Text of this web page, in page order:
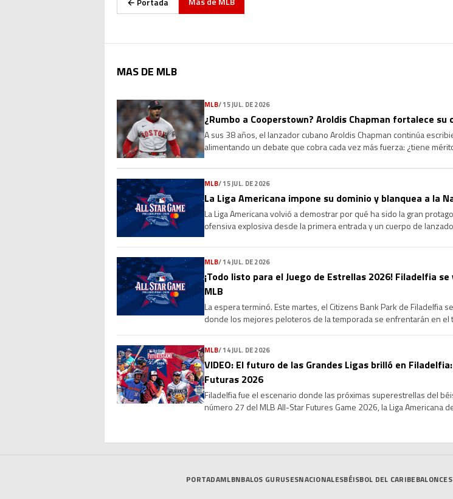
MAS DE MLB
MLB/15 JUL. DE 2026
¿Rumbo a Cooperstown? Aroldis Chapman fortalece su
A sus 38 años, el lanzador cubano Aroldis Chapman continúa
alimentando un debate que cobra cada vez más fuerza: ¿tiene
MLB/15 JUL. DE 2026
La Liga Americana impone su dominio y blanquea a la
La Liga Americana volvió a demostrar por qué ha sido la gran
ofensiva explosiva desde la primera entrada y un cuerpo de
MLB/14 JUL. DE 2026
¡Todo listo para el Juego de Estrellas 2026! Filadelfia
MLB
La espera terminó. Este martes, el Citizens Bank Park de Filadelfia
donde los mejores peloteros de la temporada se enfrentarán en el
MLB/14 JUL. DE 2026
VIDEO: El futuro de las Grandes Ligas brilló en
Futuras 2026
Filadelfia fue el escenario donde las próximas superestrellas del
número 27 del MLB All-Star Futures Game 2026, la Liga Americana
PORTADAMLBNBALOS GURUSESNACIONALESBÉISBOL DEL CARIBE